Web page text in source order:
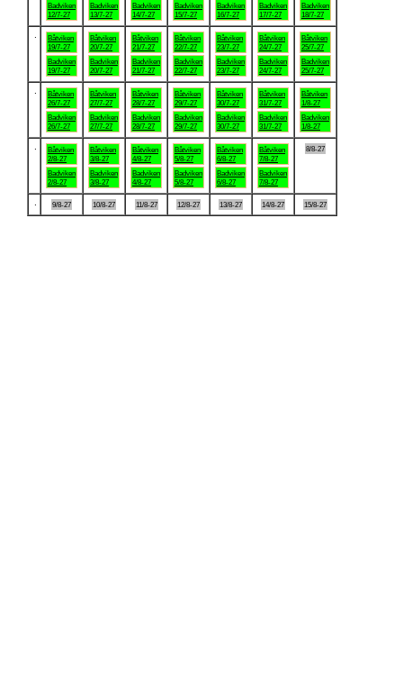
Badviken
12/7-27
Badviken
13/7-27
Badviken
14/7-27
Badviken
15/7-27
Badviken
16/7-27
Badviken
17/7-27
Badviken
18/7-27
Båtviken
19/7-27
Badviken
19/7-27
Båtviken
20/7-27
Badviken
20/7-27
Båtviken
21/7-27
Badviken
21/7-27
Båtviken
22/7-27
Badviken
22/7-27
Båtviken
23/7-27
Badviken
23/7-27
Båtviken
24/7-27
Badviken
24/7-27
Båtviken
25/7-27
Badviken
25/7-27
Båtviken
26/7-27
Badviken
26/7-27
Båtviken
27/7-27
Badviken
27/7-27
Båtviken
28/7-27
Badviken
28/7-27
Båtviken
29/7-27
Badviken
29/7-27
Båtviken
30/7-27
Badviken
30/7-27
Båtviken
31/7-27
Badviken
31/7-27
Båtviken
1/8-27
Badviken
1/8-27
Båtviken
2/8-27
Badviken
2/8-27
Båtviken
3/8-27
Badviken
3/8-27
Båtviken
4/8-27
Badviken
4/8-27
Båtviken
5/8-27
Badviken
5/8-27
Båtviken
6/8-27
Badviken
6/8-27
Båtviken
7/8-27
Badviken
7/8-27
8/8-27
9/8-27 10/8-27 11/8-27 12/8-27 13/8-27 14/8-27 15/8-27